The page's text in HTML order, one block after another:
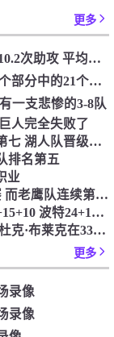
更多
Epic️Jokic场均得到29.8分 12.8个篮板和10.2次助攻 平均三双很容易吗？
森林狼在本季度以52分击败了灰熊！一个部分中的21个中有18个！骑着摇头丸的战士第六 湖船不舒服
一支悲惨的3-8队
人完全失败了
西方在混乱！勇士队在最终成绩中排名第七 湖人队晋级季后赛 火箭向快船送了礼物
排名第五
业
雄鹿队连续排名前6位进入东方的季后赛 而老鹰队连续第四年在季后赛中踢球
湖人队没有锁定赢得47场胜利！字母36+15+10 波特24+12+8 42胜利以锁定季后赛
疯狂的三个前四名战斗：弗拉格的犯规 杜克·布莱克在33秒的惊喜中出现了
更多
录像
录像